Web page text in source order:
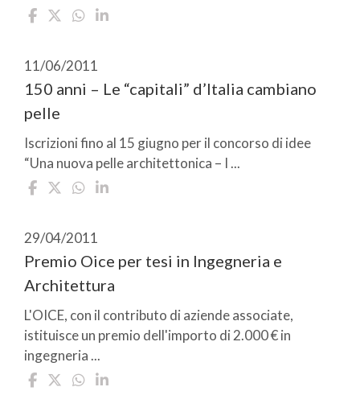
11/06/2011
150 anni – Le “capitali” d’Italia cambiano
pelle
Iscrizioni fino al 15 giugno per il concorso di idee
“Una nuova pelle architettonica – I ...
29/04/2011
Premio Oice per tesi in Ingegneria e
Architettura
L'OICE, con il contributo di aziende associate,
istituisce un premio dell'importo di 2.000 € in
ingegneria ...